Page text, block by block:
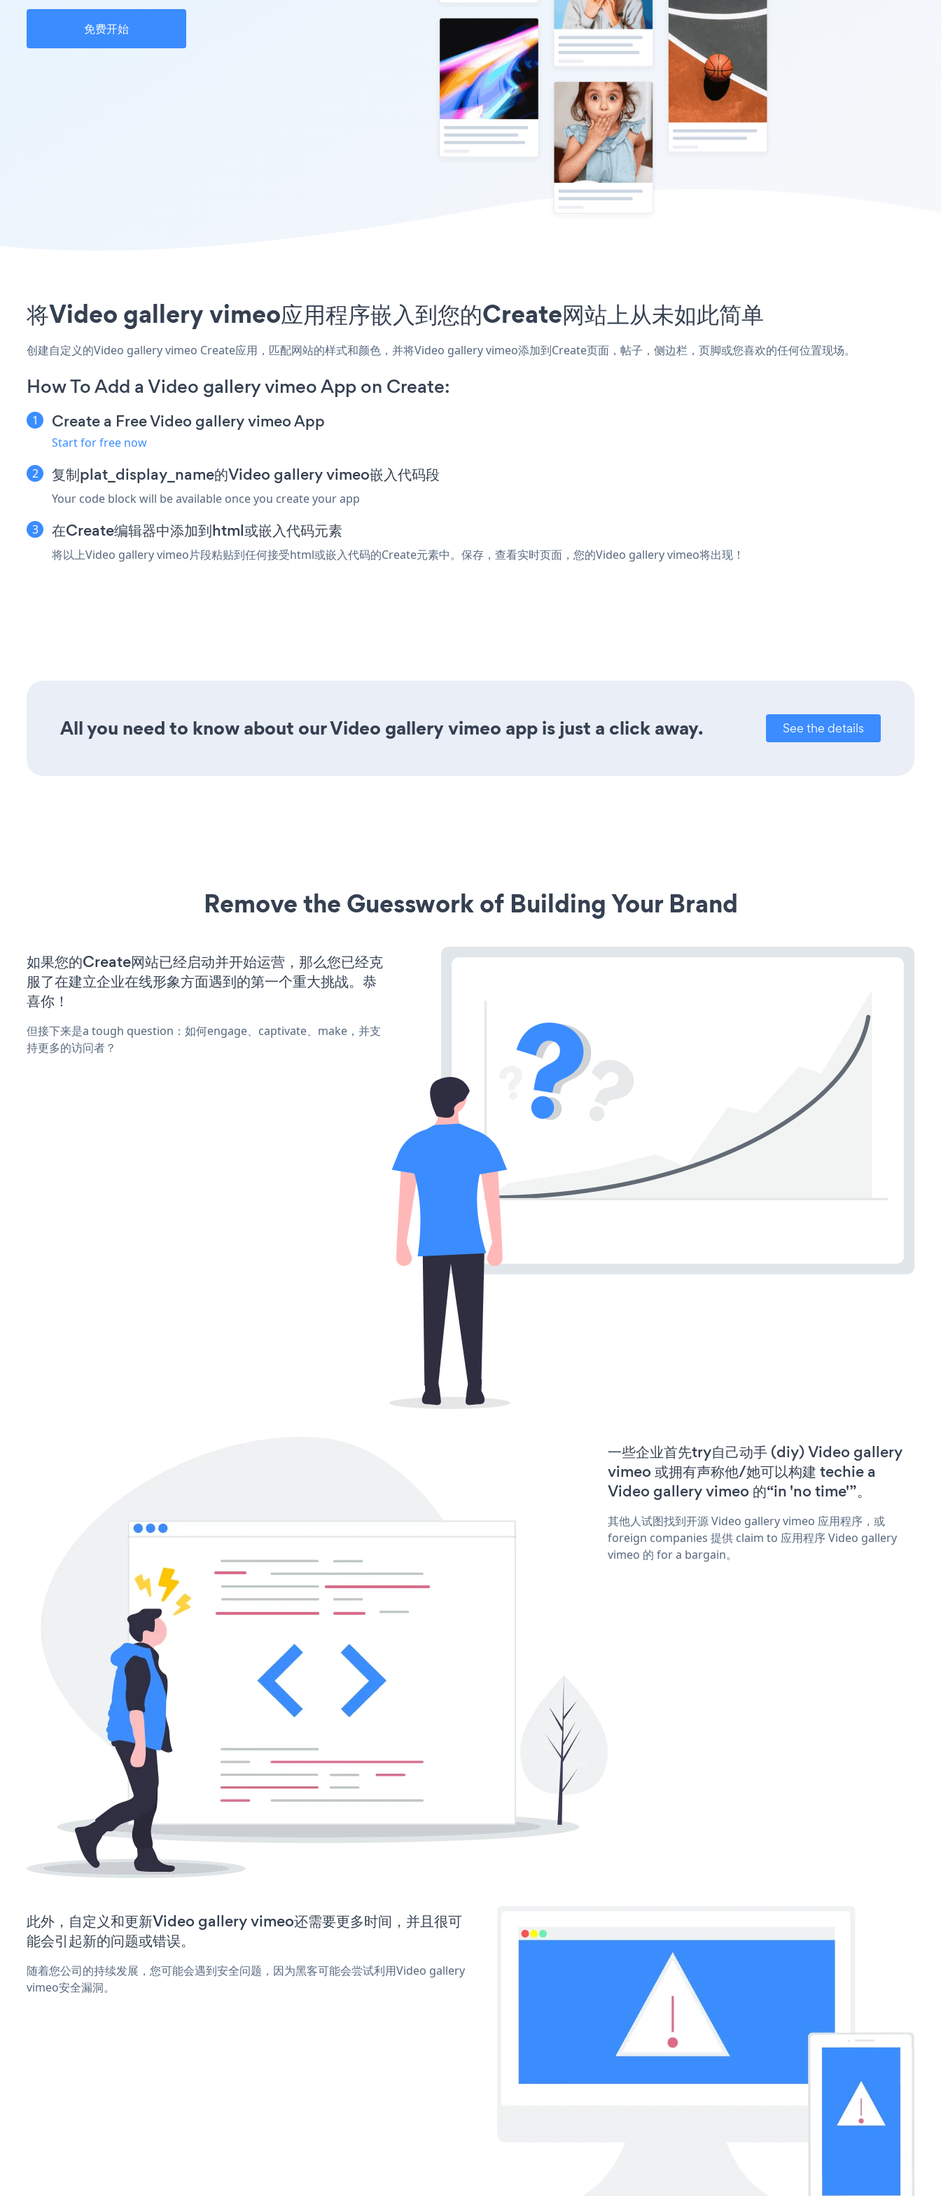
免费开始
将Video gallery vimeo应用程序嵌入到您的Create网站上从未如此简单
创建自定义的Video gallery vimeo Create应用，匹配网站的样式和颜色，并将Video gallery vimeo添加到Create页面，帖子，侧边栏，页脚或您喜欢的任何位置现场。
How To Add a Video gallery vimeo App on Create:
Create a Free Video gallery vimeo App
Start for free now
复制plat_display_name的Video gallery vimeo嵌入代码段
Your code block will be available once you create your app
在Create编辑器中添加到html或嵌入代码元素
将以上Video gallery vimeo片段粘贴到任何接受html或嵌入代码的Create元素中。保存，查看实时页面，您的Video gallery vimeo将出现！
All you need to know about our Video gallery vimeo app is just a click away. See the details
Remove the Guesswork of Building Your Brand
如果您的Create网站已经启动并开始运营，那么您已经克
服了在建立企业在线形象方面遇到的第一个重大挑战。恭
喜你！
但接下来是a tough question：如何engage、captivate、make，并支
持更多的访问者？
一些企业首先try自己动手 (diy) Video gallery
vimeo 或拥有声称他/她可以构建 techie a
Video gallery vimeo 的“in 'no time'”。
其他人试图找到开源 Video gallery vimeo 应用程序，或
foreign companies 提供 claim to 应用程序 Video gallery
vimeo 的 for a bargain。
此外，自定义和更新Video gallery vimeo还需要更多时间，并且很可
能会引起新的问题或错误。
随着您公司的持续发展，您可能会遇到安全问题，因为黑客可能会尝试利用Video gallery
vimeo安全漏洞。